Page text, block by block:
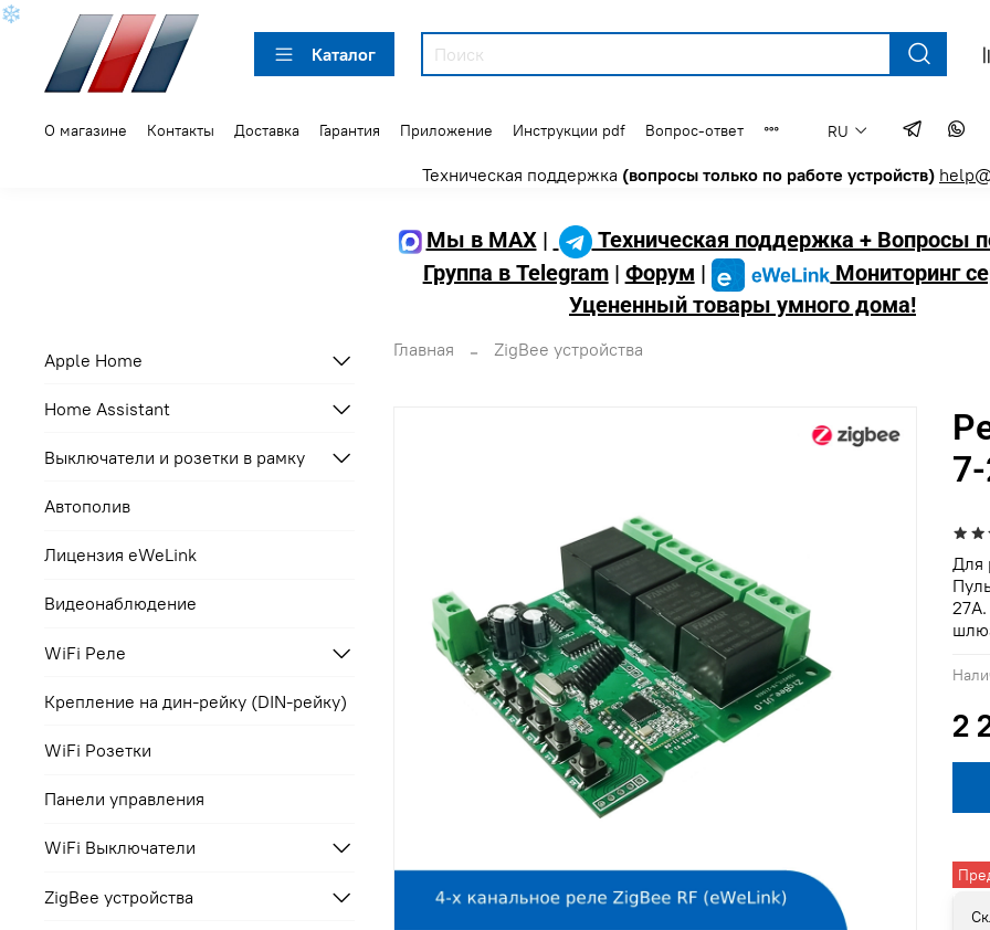
❄
Каталог
О магазине Контакты Доставка Гарантия Приложение Инструкции pdf Вопрос-ответ RU
Техническая поддержка (вопросы только по работе устройств)
Мы в MAX|
Техническая поддержка + Вопросы
Группа в Telegram| Форум |
Мониторинг
Уцененный товары умного дома!
Главная ZigBee устройства
2
Для
Apple Home
Home Assistant
Выключатели и розетки в рамку
Автополив
Лицензия eWeLink
Видеонаблюдение
WiFi Реле
Крепление на дин-рейку (DIN-рейку)
WiFi Розетки
Панели управления
WiFi Выключатели
ZigBee устройства